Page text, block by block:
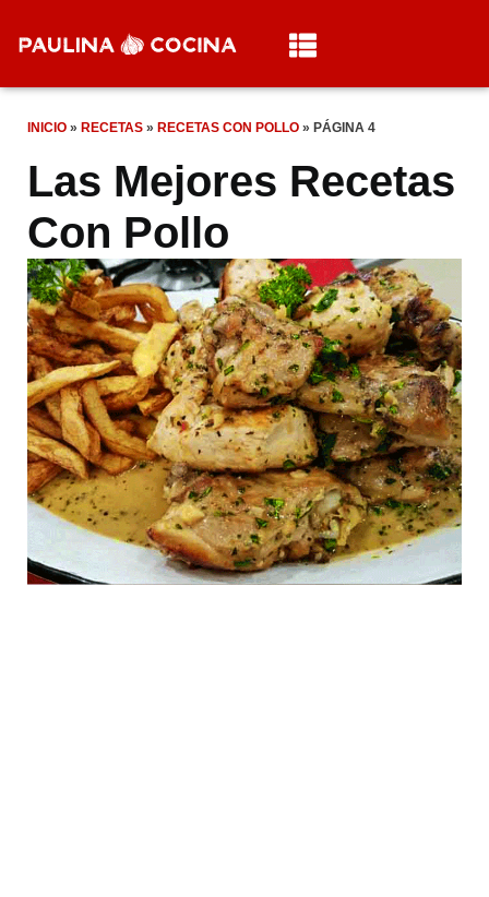
INICIO » RECETAS » RECETAS CON POLLO » PÁGINA 4
Las Mejores Recetas
Con Pollo